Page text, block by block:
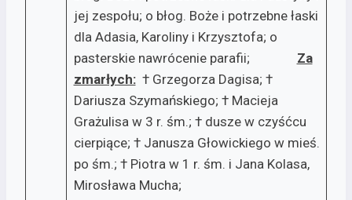
jej zespołu; o błog. Boże i potrzebne łaski
dla Adasia, Karoliny i Krzysztofa; o
pasterskie nawrócenie parafii; Za
zmarłych:† Grzegorza Dagisa; †
Dariusza Szymańskiego; † Macieja
Grażulisa w 3 r. śm.; † dusze w czyśćcu
cierpiące; † Janusza Głowickiego w mieś.
po śm.; † Piotra w 1 r. śm. i Jana Kolasa,
Mirosława Mucha;